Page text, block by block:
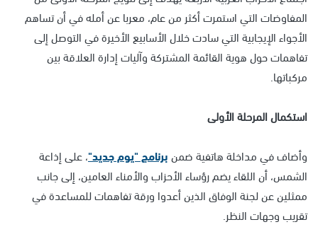
المفاوضات التي استمرت أكثر من عام، معربا عن أمله في أن تساهم
الأجواء الإيجابية التي سادت خلال الأسابيع الأخيرة في التوصل إلى
تفاهمات حول هوية القائمة المشتركة وآليات إدارة العلاقة بين
مركباتها.
استكمال المرحلة الأولى
وأضاف في مداخلة هاتفية ضمنبرنامج "يوم جديد"، على إذاعة
الشمس، أن اللقاء يضم رؤساء الأحزاب والأمناء العامين، إلى جانب
ممثلين عن لجنة الوفاق الذين أعدوا ورقة تفاهمات للمساعدة في
تقريب وجهات النظر.